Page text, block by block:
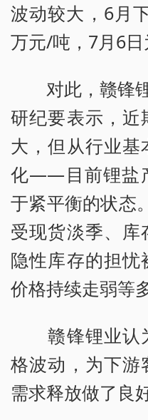
波动较大，6月
万元/吨，7月6日
对此，赣锋锂
研纪要表示，近
大，但从行业
化——目前锂盐
于紧平衡的状态
受现货淡季、
隐性库存的担
价格持续走弱等
赣锋锂业认
格波动，为下游
需求释放做了良